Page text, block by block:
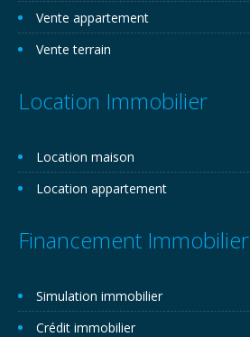
Vente appartement
Vente terrain
Location Immobilier
Location maison
Location appartement
Financement Immobilier
Simulation immobilier
Crédit immobilier